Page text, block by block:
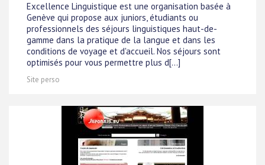
Excellence Linguistique est une organisation basée à
Genève qui propose aux juniors, étudiants ou
professionnels des séjours linguistiques haut-de-
gamme dans la pratique de la langue et dans les
conditions de voyage et d'accueil. Nos séjours sont
optimisés pour vous permettre plus d[...]
Site perso